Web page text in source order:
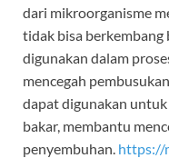
dari mikroorganisme
tidak bisa berkembang
digunakan dalam
mencegah
dapat digunakan
bakar, membantu
penyembuhan. https://